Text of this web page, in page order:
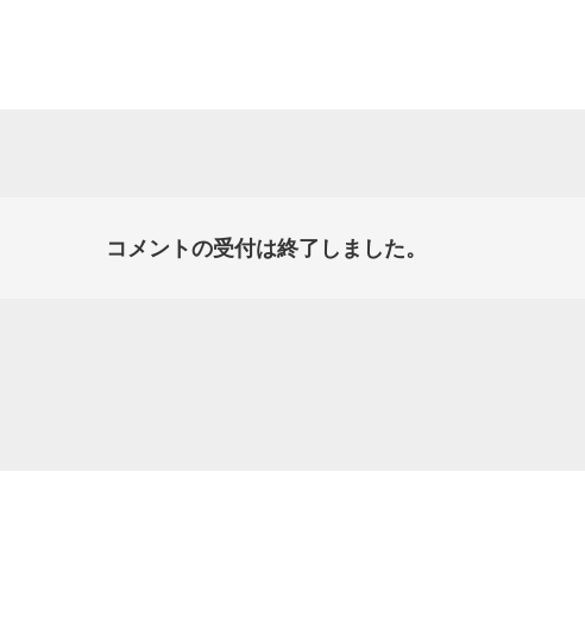
コメントの受付は終了しました。